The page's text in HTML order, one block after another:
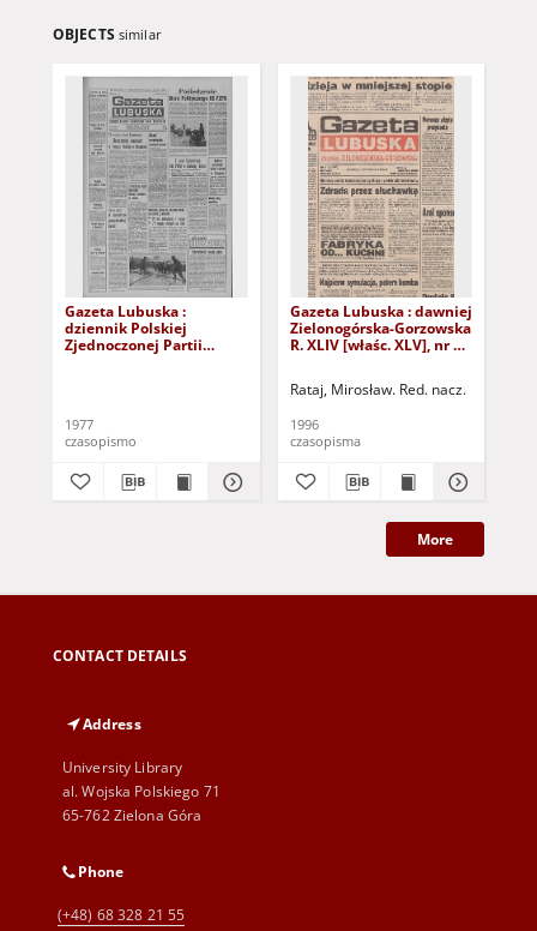
OBJECTS similar
Gazeta Lubuska :
dziennik Polskiej
Zjednoczonej Partii
1977
czasopismo
Gazeta Lubuska : dawniej
Zielonogórska-Gorzowska
R. XLIV [właśc. XLV], nr 52
Rataj, Mirosław. Red. nacz.
1996
czasopisma
More
CONTACT DETAILS
Address
University Library
al. Wojska Polskiego 71
65-762 Zielona Góra
Phone
(+48) 68 328 21 55